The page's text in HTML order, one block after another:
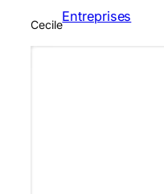
CecileEntreprises